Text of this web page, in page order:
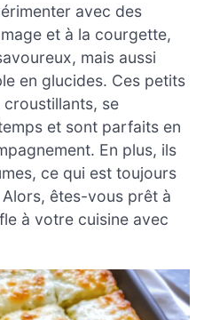
avec des
et à la courgette,
mais aussi
en glucides. Ces petits
croustillants, se
et sont parfaits en
En plus, ils
ce qui est toujours
Alors, êtes-vous prêt à
à votre cuisine avec